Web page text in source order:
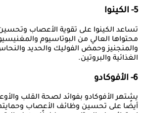
5- الكينوا
تساعد الكينوا على تقوية الأعصاب
محتواها العالي من البوتاسيوم
الغذائية والبروتين.
6- الأفوكادو
يشتهر الأفوكادو بفوائد لصحة القلب
أيضًا على تحسين وظائف الأعصاب